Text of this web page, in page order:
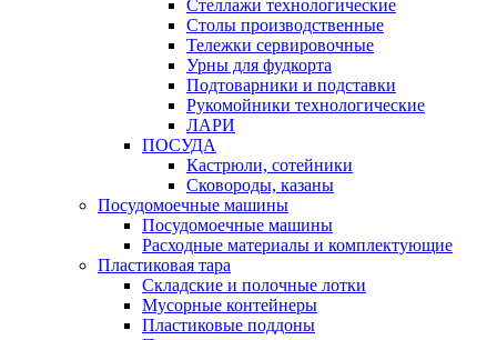
Стеллажи технологические
Столы производственные
Тележки сервировочные
Урны для фудкорта
Подтоварники и подставки
Рукомойники технологические
ЛАРИ
ПОСУДА
Кастрюли, сотейники
Сковороды, казаны
Посудомоечные машины
Посудомоечные машины
Расходные материалы и комплектующие
Пластиковая тара
Складские и полочные лотки
Мусорные контейнеры
Пластиковые поддоны